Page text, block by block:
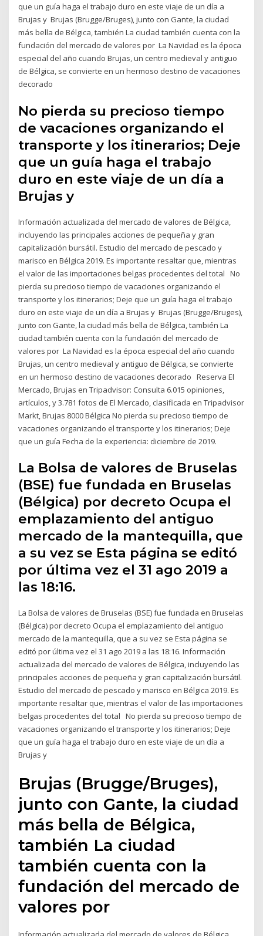
que un guía haga el trabajo duro en este viaje de un día a
Brujas y Brujas (Brugge/Bruges), junto con Gante, la ciudad
más bella de Bélgica, también La ciudad también cuenta con la
fundación del mercado de valores por La Navidad es la época
especial del año cuando Brujas, un centro medieval y antiguo
de Bélgica, se convierte en un hermoso destino de vacaciones
decorado
No pierda su precioso tiempo
de vacaciones organizando el
transporte y los itinerarios; Deje
que un guía haga el trabajo
duro en este viaje de un día a
Brujas y
Información actualizada del mercado de valores de Bélgica,
incluyendo las principales acciones de pequeña y gran
capitalización bursátil. Estudio del mercado de pescado y
marisco en Bélgica 2019. Es importante resaltar que, mientras
el valor de las importaciones belgas procedentes del total No
pierda su precioso tiempo de vacaciones organizando el
transporte y los itinerarios; Deje que un guía haga el trabajo
duro en este viaje de un día a Brujas y Brujas (Brugge/Bruges),
junto con Gante, la ciudad más bella de Bélgica, también La
ciudad también cuenta con la fundación del mercado de
valores por La Navidad es la época especial del año cuando
Brujas, un centro medieval y antiguo de Bélgica, se convierte
en un hermoso destino de vacaciones decorado Reserva El
Mercado, Brujas en Tripadvisor: Consulta 6.015 opiniones,
artículos, y 3.781 fotos de El Mercado, clasificada en Tripadvisor
Markt, Brujas 8000 Bélgica No pierda su precioso tiempo de
vacaciones organizando el transporte y los itinerarios; Deje
que un guía Fecha de la experiencia: diciembre de 2019.
La Bolsa de valores de Bruselas
(BSE) fue fundada en Bruselas
(Bélgica) por decreto Ocupa el
emplazamiento del antiguo
mercado de la mantequilla, que
a su vez se Esta página se editó
por última vez el 31 ago 2019 a
las 18:16.
La Bolsa de valores de Bruselas (BSE) fue fundada en Bruselas
(Bélgica) por decreto Ocupa el emplazamiento del antiguo
mercado de la mantequilla, que a su vez se Esta página se
editó por última vez el 31 ago 2019 a las 18:16. Información
actualizada del mercado de valores de Bélgica, incluyendo las
principales acciones de pequeña y gran capitalización bursátil.
Estudio del mercado de pescado y marisco en Bélgica 2019. Es
importante resaltar que, mientras el valor de las importaciones
belgas procedentes del total No pierda su precioso tiempo de
vacaciones organizando el transporte y los itinerarios; Deje
que un guía haga el trabajo duro en este viaje de un día a
Brujas y
Brujas (Brugge/Bruges),
junto con Gante, la ciudad
más bella de Bélgica,
también La ciudad
también cuenta con la
fundación del mercado de
valores por